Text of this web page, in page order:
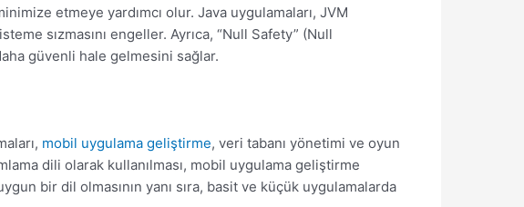
etmeye yardımcı olur. Java uygulamaları, JVM
sızmasını engeller. Ayrıca, “Null Safety” (Null
güvenli hale gelmesini sağlar.
mobil uygulama geliştirme, veri tabanı yönetimi ve oyun
dili olarak kullanılması, mobil uygulama geliştirme
bir dil olmasının yanı sıra, basit ve küçük uygulamalarda